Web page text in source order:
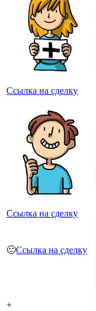
Ссылка на сделку
Ссылка на сделку
🙂Ссылка на сделку
+